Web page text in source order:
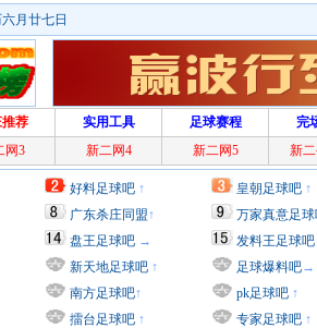
月廿七日
荐 实用工具 足球赛程
完
网3 新二网4 新二网5 新
好料足球吧 ↑
广东杀庄同盟↑
盘王足球吧 →
新天地足球吧 ↑
南方足球吧↑
擂台足球吧 ↑
皇朝足球吧 ↑
万家真意足
发料王足球吧
足球爆料吧→
pk足球吧 ↑
专家足球吧 ↑